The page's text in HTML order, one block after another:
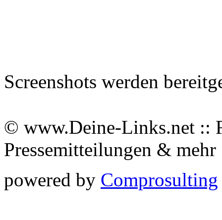
Screenshots werden
© www.Deine-Links.net ::
Pressemitteilungen &
powered by Comprosulting